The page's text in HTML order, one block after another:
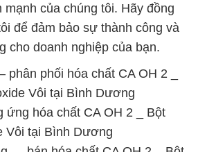
của chúng tôi. Hãy đồng
để đảm bảo sự thành công và
cho doanh nghiệp của bạn.
phân phối hóa chất CA OH 2 _
Vôi tại Bình Dương
ứng hóa chất CA OH 2 _ Bột
Vôi tại Bình Dương